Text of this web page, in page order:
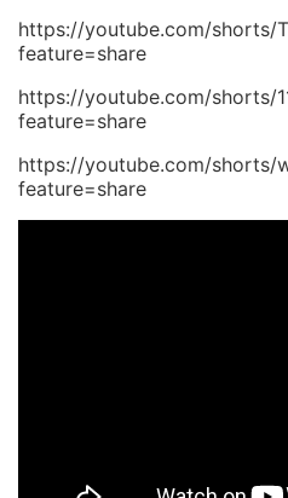
https://youtube.com/shorts/
feature=share
https://youtube.com/shorts/
feature=share
https://youtube.com/shorts/
feature=share